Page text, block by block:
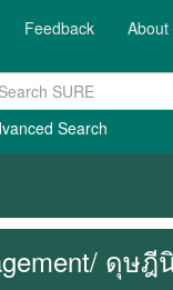
Feedback About
Search
ดุษ